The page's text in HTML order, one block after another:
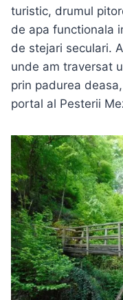
turistic, drumul
de apa functionala
de stejari seculari.
unde am traversat
prin padurea
portal al Pesterii